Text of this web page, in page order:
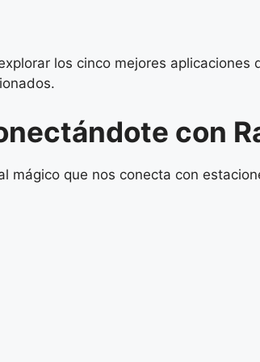
los cinco mejores
con
mágico que nos conecta con